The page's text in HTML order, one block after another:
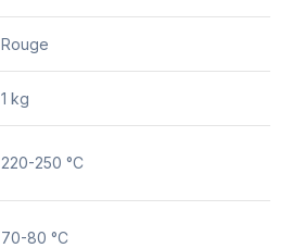
Rouge
1 kg
220-250 °C
70-80 °C